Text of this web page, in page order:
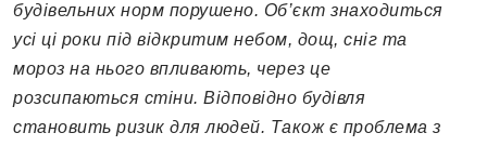
будівельних норм порушено. Об’єкт знаходиться
усі ці роки під відкритим небом, дощ, сніг та
мороз на нього впливають, через це
розсипаються стіни. Відповідно будівля
становить ризик для людей. Також є проблема з